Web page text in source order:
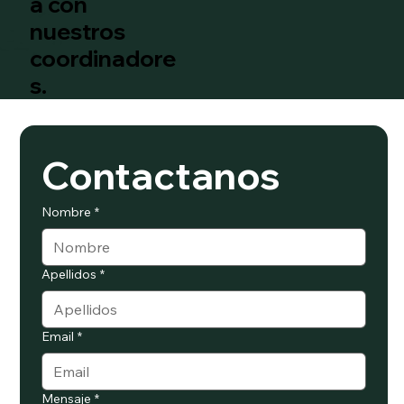
nuestros
coordinadore
s.
Contactanos
Nombre *
Apellidos *
Email *
Mensaje *